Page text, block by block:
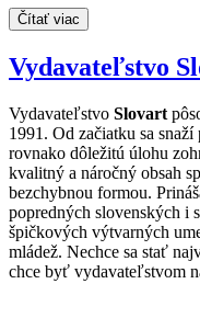
Čítať viac
Vydavateľstvo
Vydavateľstvo Slovart
1991. Od začiatku sa
rovnako dôležitú úlohu
kvalitný a náročný obsah
bezchybnou formou.
popredných slovenských i
špičkových výtvarných
mládež. Nechce sa stať
chce byť vydavateľstvom